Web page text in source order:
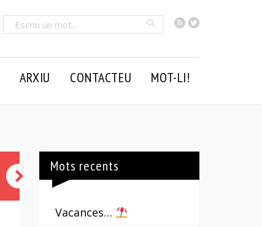
RSSTwitter
Cercar
ARXIU CONTACTEU MOT-LI!
Mots recents
Vacances…